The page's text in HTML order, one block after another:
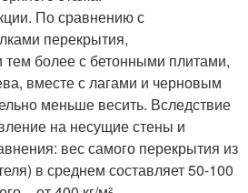
По сравнению с
перекрытия,
более с бетонными плитами,
вместе с лагами и черновым
меньше весить. Вследствие
на несущие стены и
вес самого перекрытия из
в среднем составляет 50-100